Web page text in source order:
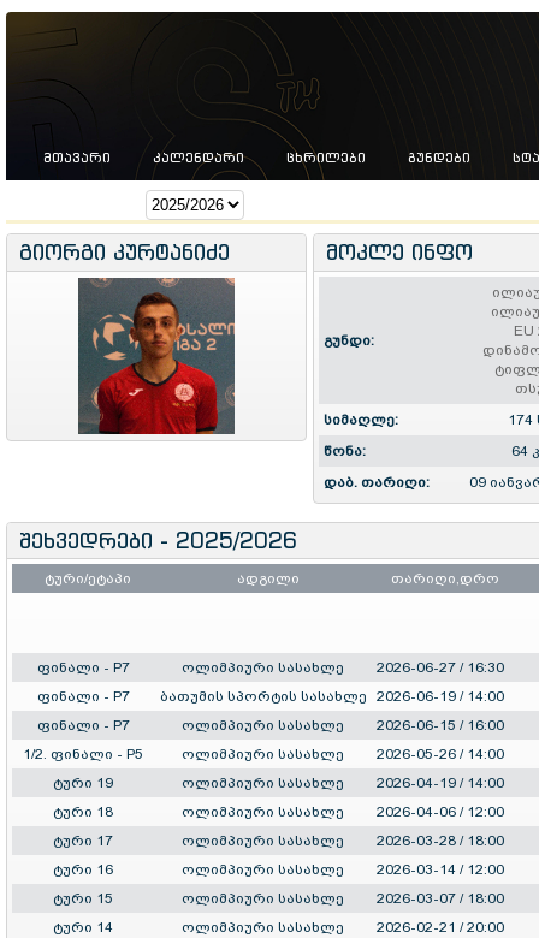
ᲛᲗᲐᲕᲐᲠᲘ ᲙᲐᲚᲔᲜᲓᲐᲠᲘ ᲪᲮᲠᲘᲚᲔᲑᲘ ᲒᲣᲜᲓᲔᲑᲘ
გიორგი კურტანიძე მოკლე ინფო
გუნდი:
EU
სიმაღლე:
174
წონა:
64
დაბ. თარიღი:
09
შეხვედრები - 2025/2026
ტური/ეტაპი ადგილი თარიღი,დრო
ფინალი - P7 ოლიმპიური სასახლე
2026-06-27 / 16:30
ფინალი - P7
ბათუმის სპორტის სასახლე
2026-06-19 / 14:00
ფინალი - P7
ოლიმპიური სასახლე
2026-06-15 / 16:00
1/2. ფინალი - P5
ოლიმპიური სასახლე
2026-05-26 / 14:00
ტური 19
ოლიმპიური სასახლე
2026-04-19 / 14:00
ტური 18
ოლიმპიური სასახლე
2026-04-06 / 12:00
ტური 17
ოლიმპიური სასახლე
2026-03-28 / 18:00
ტური 16
ოლიმპიური სასახლე
2026-03-14 / 12:00
ტური 15
ოლიმპიური სასახლე
2026-03-07 / 18:00
ტური 14
ოლიმპიური სასახლე
2026-02-21 / 20:00